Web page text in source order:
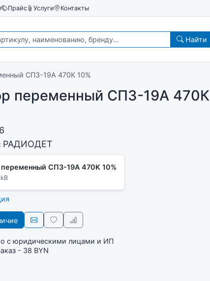
Прайс Услуги Контакты
Найти
СП3-19А 470К 10%
переменный СП3-19А 470К
РАДИОДЕТ
переменный СП3-19А 470К 10%
с юридическими лицами и ИП
- 38 BYN